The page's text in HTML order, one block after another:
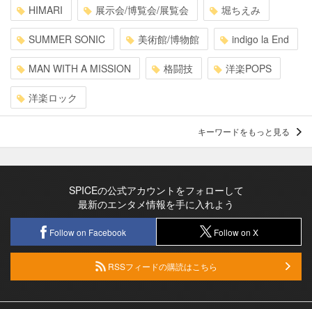
HIMARI 展示会/博覧会/展覧会 堀ちえみ
SUMMER SONIC 美術館/博物館 indigo la End
MAN WITH A MISSION 格闘技 洋楽POPS
洋楽ロック
キーワードをもっと見る
SPICEの公式アカウントをフォローして
最新のエンタメ情報を手に入れよう
Follow on Facebook Follow on X
RSSフィードの購読はこちら